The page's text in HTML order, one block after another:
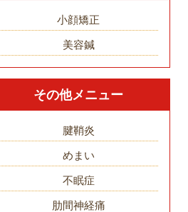
小顔矯正
美容鍼
その他メニュー
腱鞘炎
めまい
不眠症
肋間神経痛